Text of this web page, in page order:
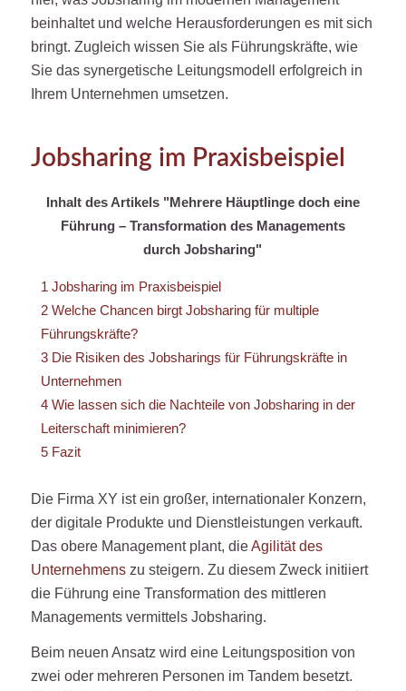
beinhaltet und welche Herausforderungen es mit sich
bringt. Zugleich wissen Sie als Führungskräfte, wie
Sie das synergetische Leitungsmodell erfolgreich in
Ihrem Unternehmen umsetzen.
Jobsharing im Praxisbeispiel
Inhalt des Artikels "Mehrere Häuptlinge doch eine
Führung – Transformation des Managements
durch Jobsharing"
1 Jobsharing im Praxisbeispiel
2Welche Chancen birgt Jobsharing für multiple
Führungskräfte?
3Die Risiken des Jobsharings für Führungskräfte in
Unternehmen
4Wie lassen sich die Nachteile von Jobsharing in der
Leiterschaft minimieren?
5Fazit
Die Firma XY ist ein großer, internationaler Konzern,
der digitale Produkte und Dienstleistungen verkauft.
Das obere Management plant, dieAgilität des
Unternehmenszu steigern. Zu diesem Zweck initiiert
die Führung eine Transformation des mittleren
Managements vermittels Jobsharing.
Beim neuen Ansatz wird eine Leitungsposition von
zwei oder mehreren Personen im Tandem besetzt.